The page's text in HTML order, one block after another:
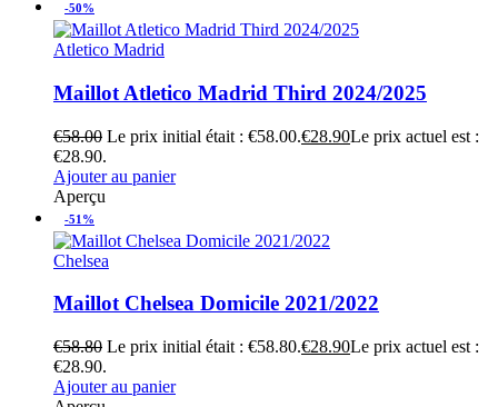
-50%
Atletico Madrid
Maillot Atletico Madrid Third 2024/2025
€58.00 Le prix initial était : €58.00.€28.90Le prix actuel est :
€28.90.
Ajouter au panier
Aperçu
-51%
Chelsea
Maillot Chelsea Domicile 2021/2022
€58.80 Le prix initial était : €58.80.€28.90Le prix actuel est :
€28.90.
Ajouter au panier